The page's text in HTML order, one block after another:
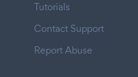
Tutorials
Contact Support
Report Abuse